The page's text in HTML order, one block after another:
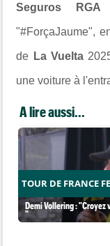
Seguros RGA
"#ForçaJaume",
de La Vuelta
une voiture à
A lire aussi...
TOUR DE FRANCE
Demi Vollering : "Croyez
"